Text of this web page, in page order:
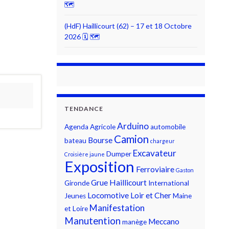
🗺
(HdF) Haillicourt (62) – 17 et 18 Octobre
2026 🗓 🗺
TENDANCE
Agenda AgricoleArduinoautomobile
bateau Bourse Camion chargeur
Croisière jaune Dumper Excavateur
Exposition Ferroviaire Gaston
GirondeGrue Haillicourt International
Jeunes Locomotive Loir et CherMaine
et Loire Manifestation
Manutention manège Meccano